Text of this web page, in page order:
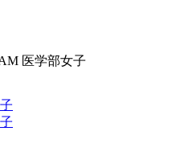
医学部女子